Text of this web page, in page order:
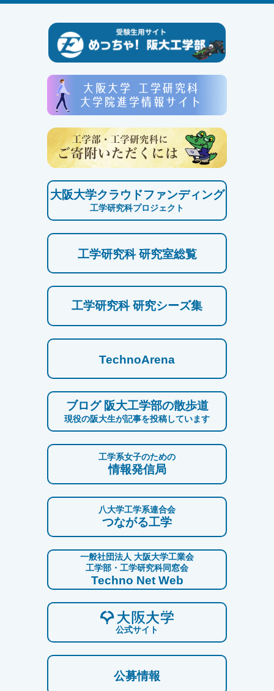
大阪大学クラウドファンディング
工学研究科プロジェクト
工学研究科 研究室総覧
工学研究科 研究シーズ集
TechnoArena
ブログ 阪大工学部の散歩道
現役の阪大生が記事を投稿しています
工学系女子のための
情報発信局
八大学工学系連合会
つながる工学
一般社団法人 大阪大学工業会
工学部・工学研究科同窓会
Techno Net Web
公式サイト
公募情報